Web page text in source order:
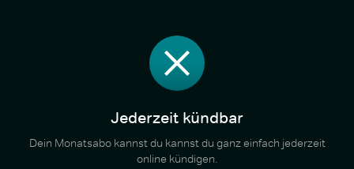
Jederzeit kündbar
Dein Monatsabo kannst du kannst du ganz einfach jederzeit
online kündigen.